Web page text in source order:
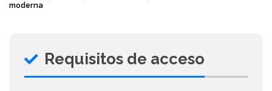
moderna
Requisitos de acceso